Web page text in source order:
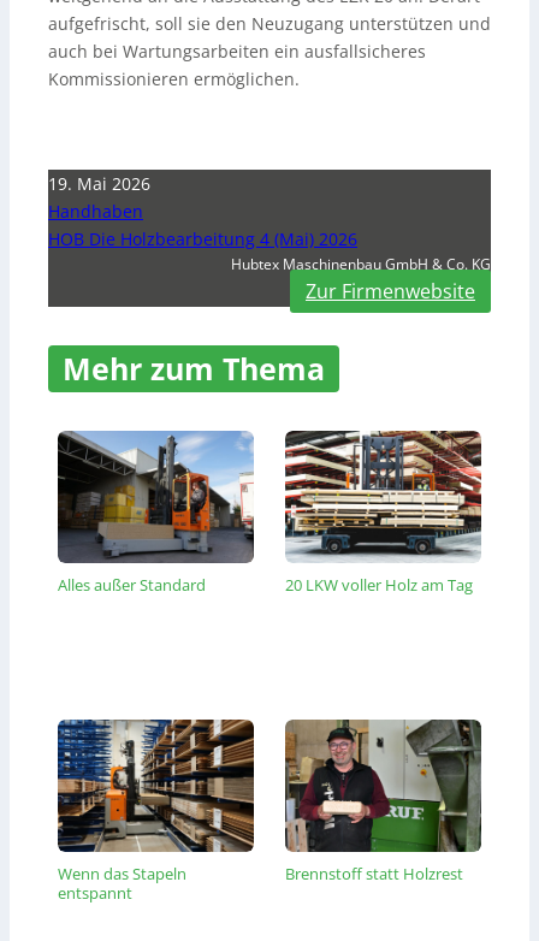
aufgefrischt, soll sie den Neuzugang unterstützen und
auch bei Wartungsarbeiten ein ausfallsicheres
Kommissionieren ermöglichen.
19. Mai 2026
Handhaben
HOB Die Holzbearbeitung 4 (Mai) 2026
Hubtex Maschinenbau GmbH & Co. KG
Zur Firmenwebsite
Mehr zum Thema
Alles außer Standard 20 LKW voller Holz am Tag
Wenn das Stapeln
entspannt
Brennstoff statt Holzrest